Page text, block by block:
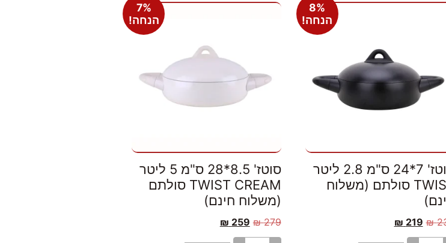
8%
הנחה!
סוטז' 7*24 ס"מ 2.8 ליטר
TWIST סולתם (משלוח
₪
219
₪
7%
הנחה!
סוטז' 8.5*28 ס"מ 5 ליטר
TWIST CREAM סולתם
(משלוח חינם)
279
₪
259
₪